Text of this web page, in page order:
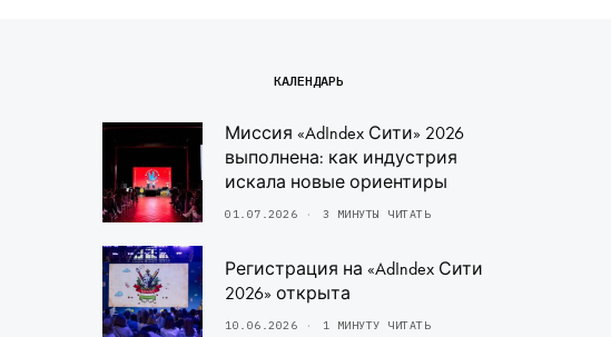
КАЛЕНДАРЬ
Миссия «AdIndex Сити» 2026
выполнена: как индустрия
искала новые ориентиры
01.07.2026 3 МИНУТЫ ЧИТАТЬ
Регистрация на «AdIndex Сити
2026» открыта
10.06.2026 1 МИНУТУ ЧИТАТЬ